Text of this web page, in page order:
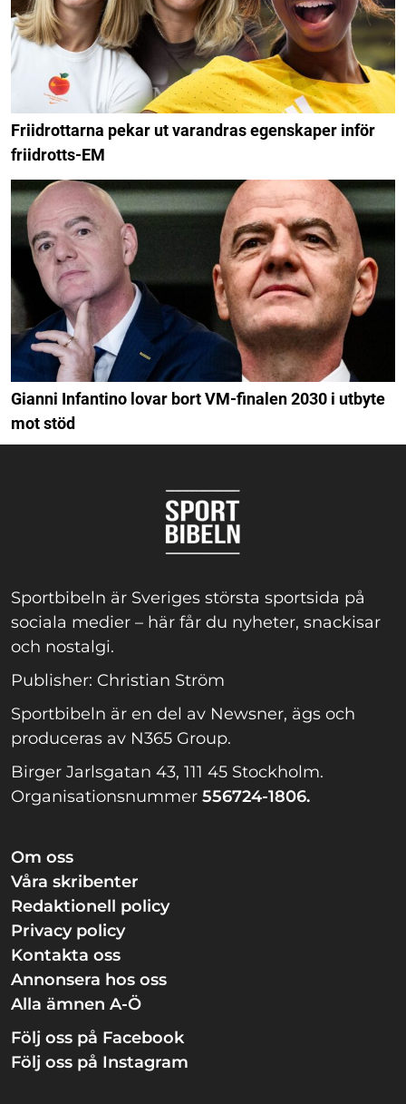
Friidrottarna pekar ut varandras egenskaper inför
friidrotts-EM
Gianni Infantino lovar bort VM-finalen 2030 i utbyte
mot stöd
Sportbibeln är Sveriges största sportsida på
sociala medier – här får du nyheter, snackisar
och nostalgi.
Publisher: Christian Ström
Sportbibeln är en del av Newsner, ägs och
produceras av N365 Group.
Birger Jarlsgatan 43, 111 45 Stockholm.
Organisationsnummer 556724-1806.
Om oss
Våra skribenter
Redaktionell policy
Privacy policy
Kontakta oss
Annonsera hos oss
Alla ämnen A-Ö
Följ oss på Facebook
Följ oss på Instagram